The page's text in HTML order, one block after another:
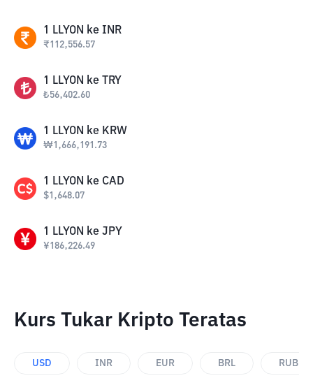
1 LLYON ke INR
₹112,556.57
1 LLYON ke TRY
₺56,402.60
1 LLYON ke KRW
₩1,666,191.73
1 LLYON ke CAD
$1,648.07
1 LLYON ke JPY
¥186,226.49
Kurs Tukar Kripto Teratas
USD INR EUR BRL RUB